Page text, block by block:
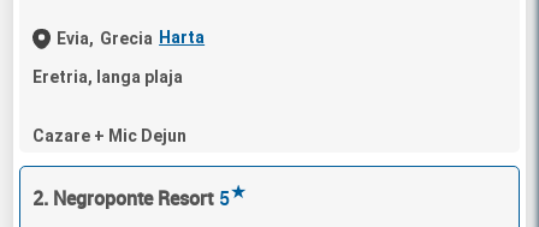
Evia, Grecia Harta
Eretria, langa plaja
Cazare + Mic Dejun
2. Negroponte Resort 5★